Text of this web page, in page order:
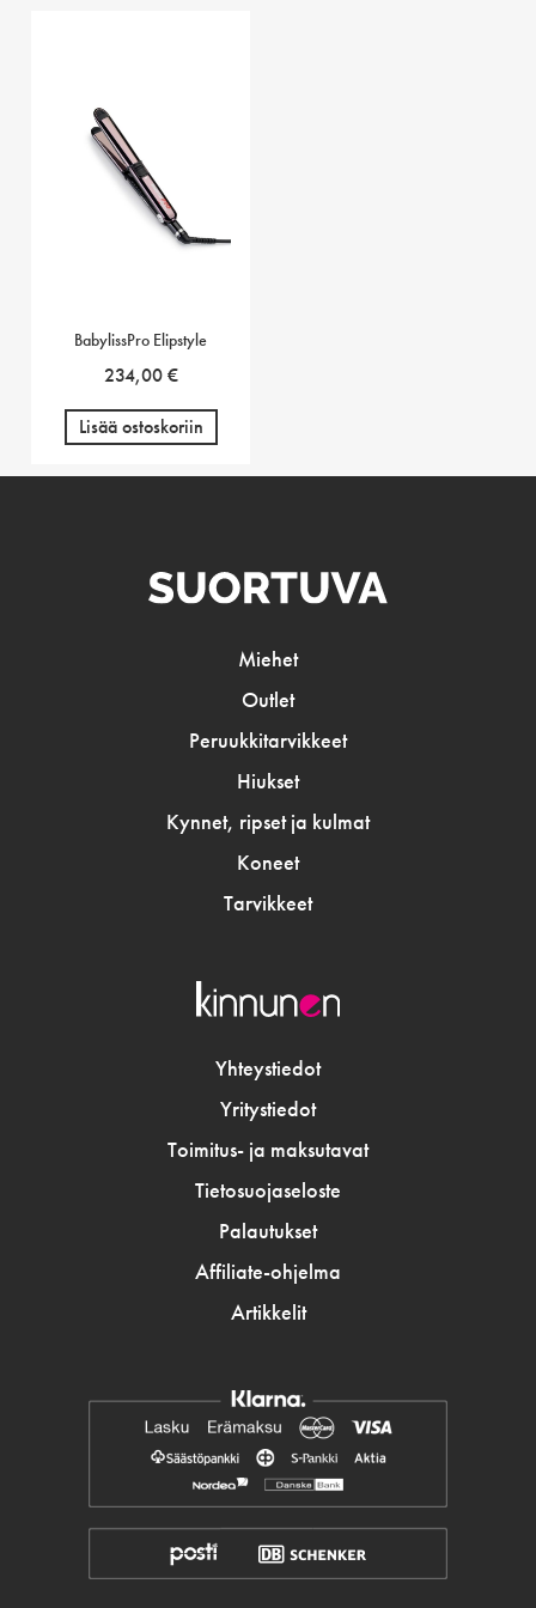
BabylissPro Elipstyle
234,00€
Lisää ostoskoriin
Miehet
Outlet
Peruukkitarvikkeet
Hiukset
Kynnet, ripset ja kulmat
Koneet
Tarvikkeet
Yhteystiedot
Yritystiedot
Toimitus- ja maksutavat
Tietosuojaseloste
Palautukset
Affiliate-ohjelma
Artikkelit